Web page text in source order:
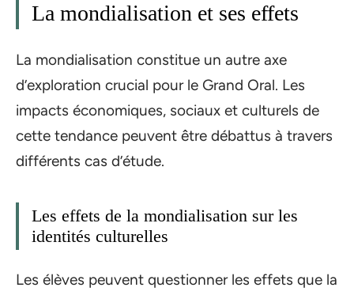
La mondialisation et ses effets
La mondialisation constitue un autre axe
d’exploration crucial pour le Grand Oral. Les
impacts économiques, sociaux et culturels de
cette tendance peuvent être débattus à travers
différents cas d’étude.
Les effets de la mondialisation sur les
identités culturelles
Les élèves peuvent questionner les effets que la